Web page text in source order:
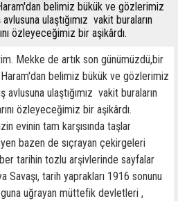
belimiz bükük ve gözlerimiz
ulaştığımız vakit buraların
özleyeceğimiz bir aşikârdı.
Mekke de artık son günümüzdü,bir
belimiz bükük ve gözlerimiz
avlusuna ulaştığımız vakit buraların
özleyeceğimiz bir aşikârdı.
tam karşısında taşlar
bazen de sıçrayan çekirgeleri
tarihin tozlu arşivlerinde sayfalar
Savaşı, tarih yaprakları 1916 sonunu
uğrayan müttefik devletleri ,